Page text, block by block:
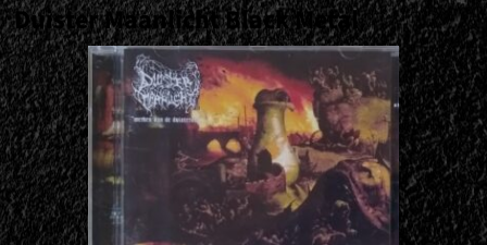
Duister Maanlicht Black Metal